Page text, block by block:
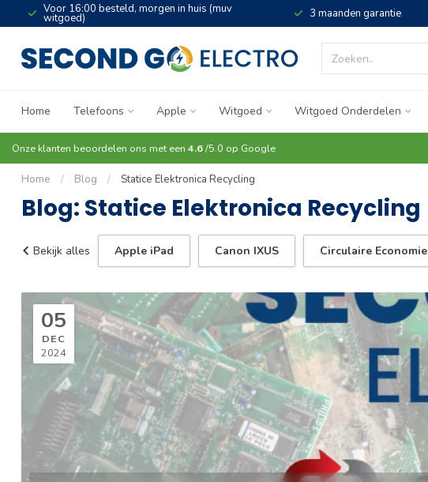
Voor 16:00 besteld, morgen in huis (muv
witgoed) 3 maanden garantie
Home Telefoons Apple Witgoed Witgoed Onderdelen
Onze klanten beoordelen ons met een 4.6/5.0 op Google
Home / Blog / Statice Elektronica Recycling
Blog: Statice Elektronica Recycling
Bekijk alles Apple iPad Canon IXUS Circulaire Economie
05
DEC
2024